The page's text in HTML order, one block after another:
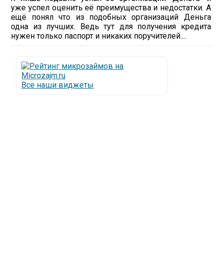
уже успел оценить её преимущества и недостатки. А
ещё понял что из подобных организаций Деньга
одна из лучших. Ведь тут для получения кредита
нужен только паспорт и никаких поручителей....
Все наши виджеты